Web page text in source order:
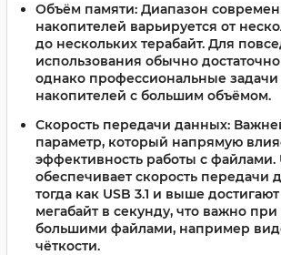
Объём памяти: Диапазон
накопителей варьируется от
до нескольких терабайт. Для
использования обычно достаточно
однако профессиональные задачи
накопителей с большим объёмом.
Скорость передачи данных:
параметр, который напрямую
эффективность работы с файлами.
обеспечивает скорость передачи
тогда как USB 3.1 и выше
мегабайт в секунду, что важно при
большими файлами, например
чёткости.